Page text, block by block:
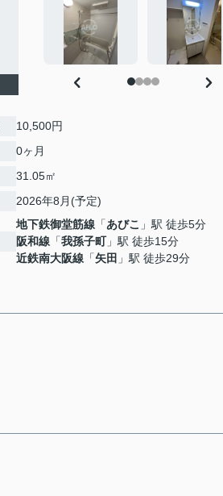
10,500円
0ヶ月
31.05㎡
2026年8月(予定)
地下鉄御堂筋線 「あびこ 」駅 徒歩5分
阪和線 「我孫子町」駅 徒歩15分
近鉄南大阪線 「矢田 」駅 徒歩29分